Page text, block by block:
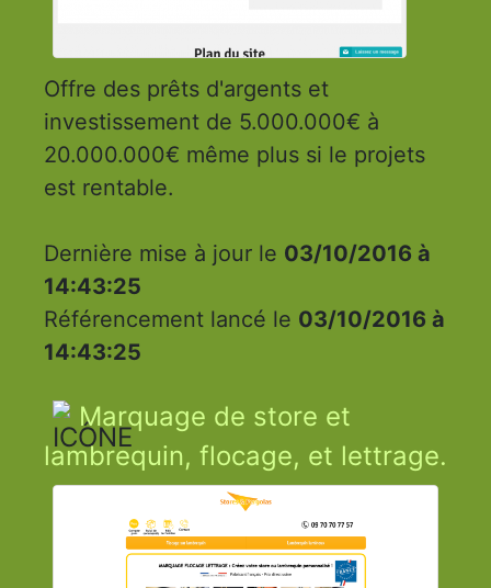
Offre des prêts d'argents et
investissement de 5.000.000€ à
20.000.000€ même plus si le projets
est rentable.
Dernière mise à jour le 03/10/2016 à
14:43:25
Référencement lancé le 03/10/2016 à
14:43:25
Marquage de store et
lambrequin, flocage, et lettrage.